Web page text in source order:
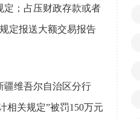
定；占压财政存款或者
定报送大额交易报告
疆维吾尔自治区分行
相关规定”被罚150万元